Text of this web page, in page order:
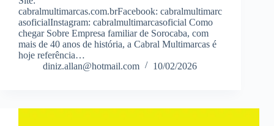
cabralmultimarcas.com.brFacebook: cabralmultimarc
asoficialInstagram: cabralmultimarcasoficial Como
chegar Sobre Empresa familiar de Sorocaba, com
mais de 40 anos de história, a Cabral Multimarcas é
hoje referência…
diniz.allan@hotmail.com
10/02/2026